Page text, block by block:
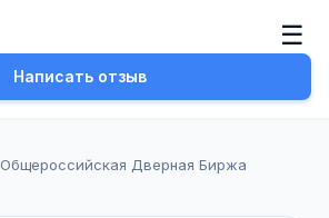
☰
Написать отзыв
Общероссийская Дверная Биржа